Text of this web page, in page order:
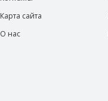
Карта сайта
О нас